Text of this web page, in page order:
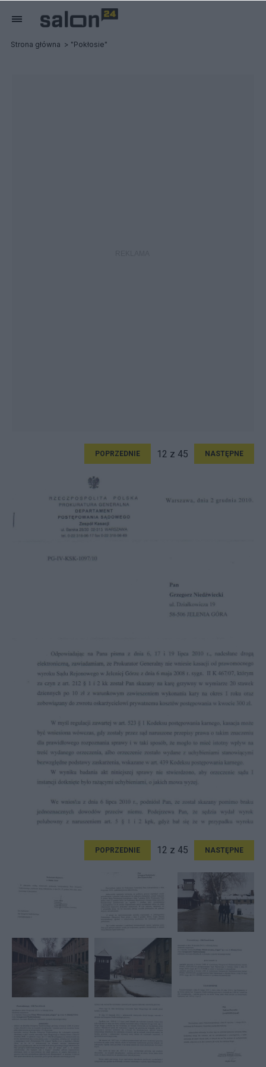
Strona główna "Pokłosie"
POPRZEDNIE 12 z 45 NASTĘPNE
POPRZEDNIE 12 z 45 NASTĘPNE